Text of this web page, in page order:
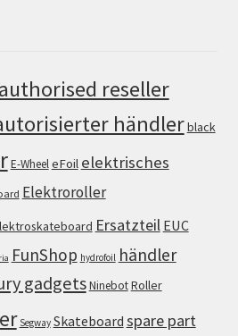
authorised reseller
händlerblack
E-WheeleFoil elektrisches
Elektroroller
Ersatzteil EUC
FunShop hydrofoil händler
gadgetsNinebotRoller
Segway Skateboard spare part